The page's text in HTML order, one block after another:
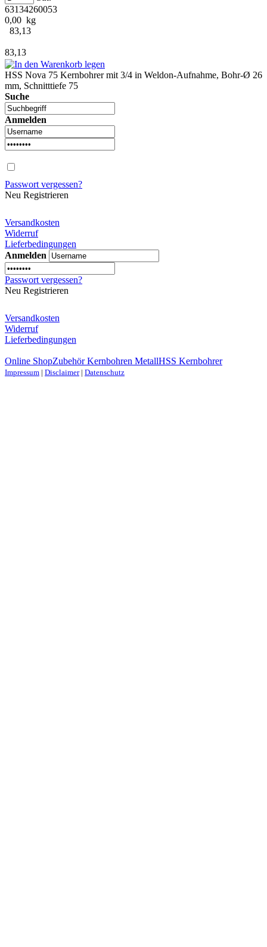
63134260053
0,00 kg
83,13
83,13
HSS Nova 75 Kernbohrer mit 3/4 in Weldon-Aufnahme, Bohr-Ø 26
mm, Schnitttiefe 75
Suche
Anmelden
Passwort vergessen?
Neu Registrieren
Versandkosten
Widerruf
Lieferbedingungen
Anmelden
Passwort vergessen?
Neu Registrieren
Versandkosten
Widerruf
Lieferbedingungen
Online ShopZubehör Kernbohren MetallHSS Kernbohrer
Impressum | Disclaimer| Datenschutz